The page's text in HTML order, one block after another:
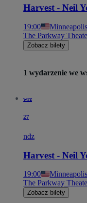
Harvest - Neil
19:00
The Parkway
Zobacz bilety
1 wydarzenie we
wrz
27
ndz
Harvest - Neil
19:00
The Parkway
Zobacz bilety